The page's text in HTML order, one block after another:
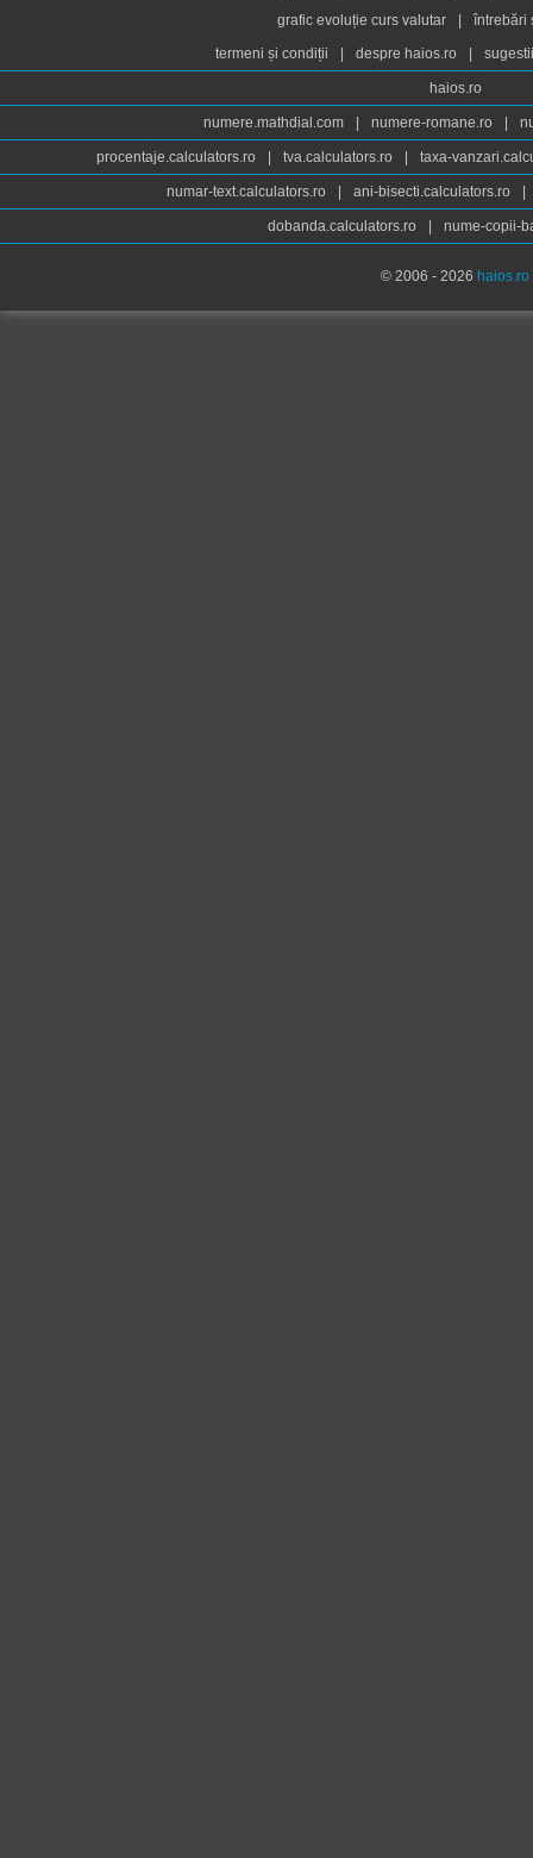
grafic evoluție curs valutar
întrebări
termeni și condiții
despre haios.ro
haios.ro
numere.mathdial.com numere-romane.ro
procentaje.calculators.ro tva.calculators.ro taxa-
numar-text.calculators.ro ani-bisecti.calculators.ro
dobanda.calculators.ro nume-copii-
© 2006 - 2026 haios.ro